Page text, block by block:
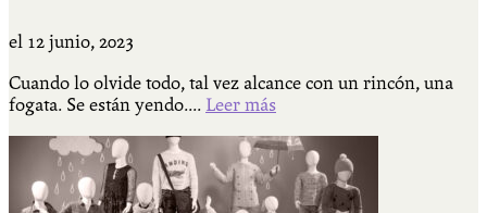
el 12 junio, 2023
Cuando lo olvide todo, tal vez alcance con un rincón, una
fogata. Se están yendo.... Leer más